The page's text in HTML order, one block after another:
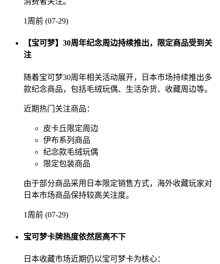
1周前 (07-29)
【宝可梦】30周年纪念周边持续推出，限定商品受到关
注
随着宝可梦30周年相关活动展开，日本市场持续推出多
款纪念商品，包括毛绒玩偶、生活杂货、收藏周边等。
近期热门关注商品：
皮卡丘限定周边
伊布系列商品
纪念款毛绒玩偶
限定包装商品
由于部分商品采用日本限定销售方式，海外收藏玩家对
日本市场商品保持较高关注度。
1周前 (07-29)
宝可梦卡牌热度依然居高不下
日本收藏市场近期仍以宝可梦卡为核心：